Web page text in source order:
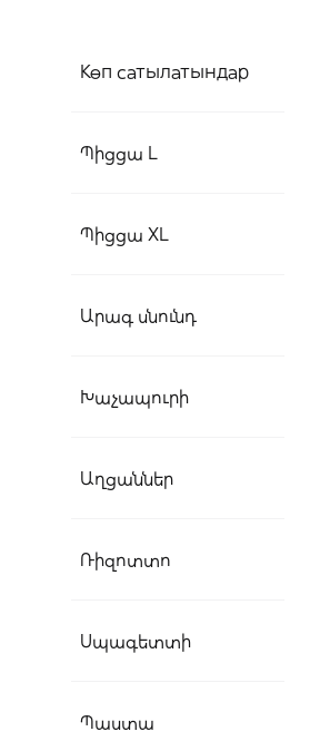
Көп сатылатындар
Պիցցա L
Պիցցա XL
Արագ սնունդ
Խաչապուրի
Աղցաններ
Ռիզոտտո
Սպագետտի
Պաստա